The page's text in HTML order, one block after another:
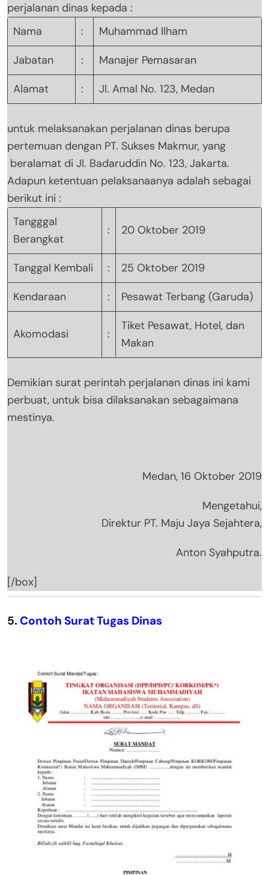
perjalanan dinas kepada :
Nama
:
Muhammad Ilham
Jabatan
:
Manajer Pemasaran
Alamat
: Jl. Amal No. 123, Medan
untuk melaksanakan perjalanan dinas berupa
pertemuan dengan PT. Sukses Makmur, yang
beralamat di Jl. Badaruddin No. 123, Jakarta.
Adapun ketentuan pelaksanaanya adalah sebagai
berikut ini :
Tangggal
Berangkat
: 20 Oktober 2019
Tanggal Kembali :
25 Oktober 2019
Kendaraan
: Pesawat Terbang (Garuda)
Akomodasi :
Tiket Pesawat, Hotel, dan
Makan
Demikian surat perintah perjalanan dinas ini kami
perbuat, untuk bisa dilaksanakan sebagaimana
mestinya.
Medan, 16 Oktober 2019
Mengetahui,
Direktur PT. Maju Jaya Sejahtera,
Anton Syahputra.
[/box]
5. Contoh Surat Tugas Dinas